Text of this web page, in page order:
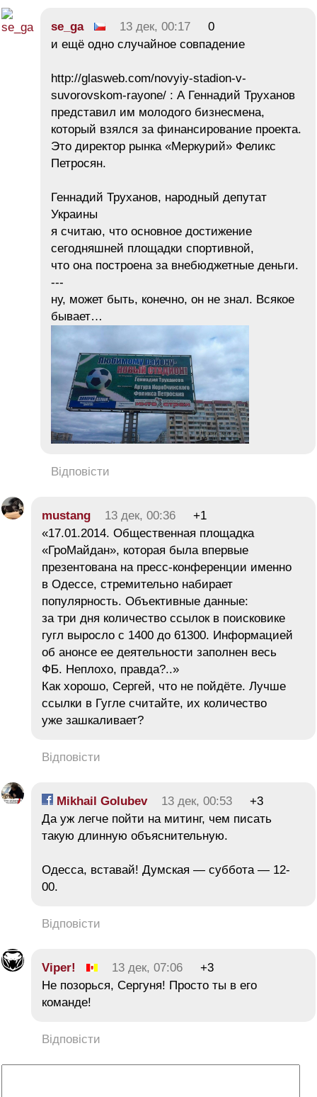
se_ga 13 дек, 00:17
0
и ещё одно случайное совпадение
http://glasweb.com/novyiy-stadion-v-
suvorovskom-rayone/ : А Геннадий Труханов
представил им молодого бизнесмена,
который взялся за финансирование проекта.
Это директор рынка «Меркурий» Феликс
Петросян.
Геннадий Труханов, народный депутат
Украины
я считаю, что основное достижение
сегодняшней площадки спортивной,
что она построена за внебюджетные деньги.
---
ну, может быть, конечно, он не знал. Всякое
бывает…
Відповісти
mustang 13 дек, 00:36
+1
«17.01.2014. Общественная площадка
«ГроМайдан», которая была впервые
презентована на пресс-конференции именно
в Одессе, стремительно набирает
популярность. Объективные данные:
за три дня количество ссылок в поисковике
гугл выросло с 1400 до 61300. Информацией
об анонсе ее деятельности заполнен весь
ФБ. Неплохо, правда?..»
Как хорошо, Сергей, что не пойдёте. Лучше
ссылки в Гугле считайте, их количество
уже зашкаливает?
Відповісти
Mikhail Golubev 13 дек, 00:53
+3
Да уж легче пойти на митинг, чем писать
такую длинную объяснительную.
Одесса, вставай! Думская — суббота — 12-
00.
Відповісти
Viper! 13 дек, 07:06
+3
Не позорься, Сергуня! Просто ты в его
команде!
Відповісти